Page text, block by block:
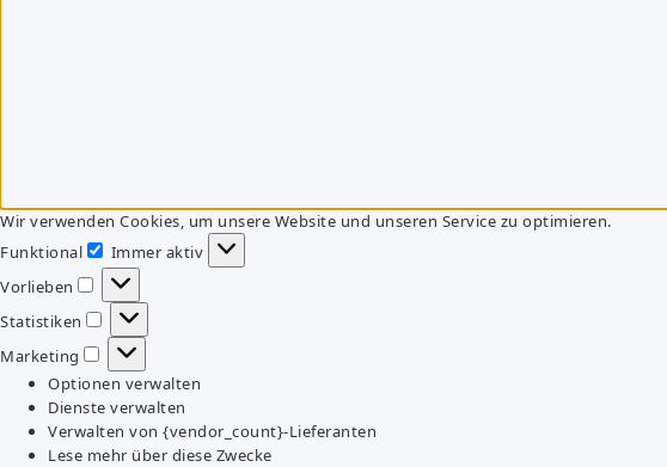
Wir verwenden Cookies, um unsere Website und unseren Service zu optimieren.
Funktional
Funktional
Immer aktiv
Vorlieben
Vorlieben
Statistiken
Statistiken
Marketing
Marketing
Optionen verwalten
Dienste verwalten
Verwalten von {vendor_count}-Lieferanten
Lese mehr über diese Zwecke